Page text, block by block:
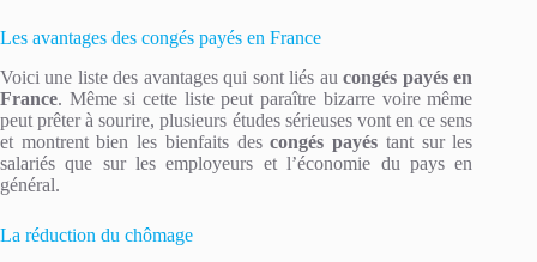
Les avantages des congés payés en France
Voici une liste des avantages qui sont liés aucongés payés en
France. Même si cette liste peut paraître bizarre voire même
peut prêter à sourire, plusieurs études sérieuses vont en ce sens
et montrent bien les bienfaits descongés payés tant sur les
salariés que sur les employeurs et l’économie du pays en
général.
La réduction du chômage